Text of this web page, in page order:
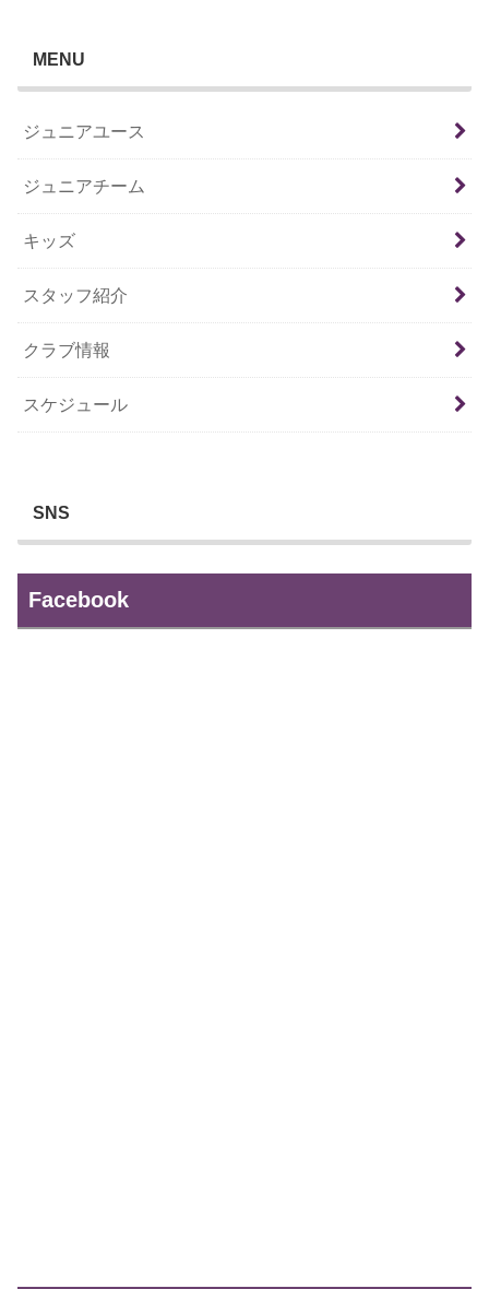
MENU
ジュニアユース
ジュニアチーム
キッズ
スタッフ紹介
クラブ情報
スケジュール
SNS
Facebook